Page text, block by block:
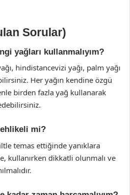
Sorular)
yağları kullanmalıyım?
hindistancevizi yağı, palm yağı
Her yağın kendine özgü
birden fazla yağ kullanarak
mi?
temas ettiğinde yanıklara
kullanırken dikkatli olunmalı ve